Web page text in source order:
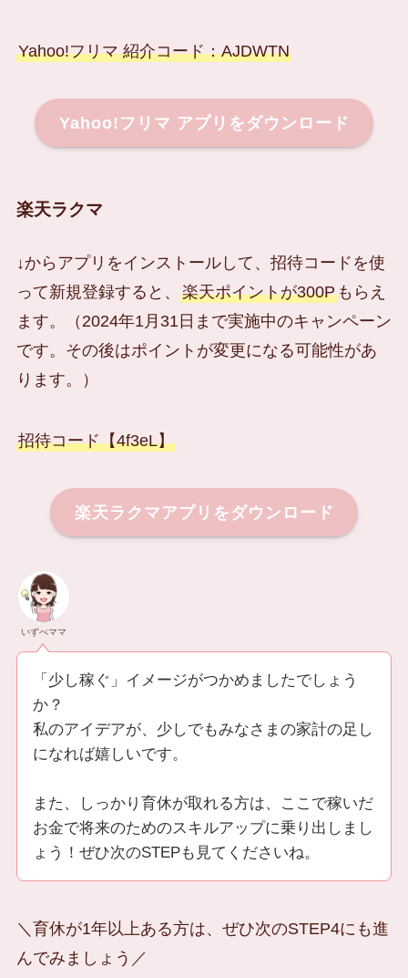
Yahoo!フリマ 紹介コード：AJDWTN
Yahoo!フリマ アプリをダウンロード
楽天ラクマ
↓からアプリをインストールして、招待コードを使
って新規登録すると、 楽天ポイントが300Pもらえ
ます。（2024年1月31日まで実施中のキャンペーン
です。その後はポイントが変更になる可能性があ
ります。）
招待コード【4f3eL】
楽天ラクマアプリをダウンロード
いずべママ
「少し稼ぐ」イメージがつかめましたでしょう
か？
私のアイデアが、少しでもみなさまの家計の足し
になれば嬉しいです。
また、しっかり育休が取れる方は、ここで稼いだ
お金で将来のためのスキルアップに乗り出しまし
ょう！ぜひ次のSTEPも見てくださいね。
＼育休が1年以上ある方は、ぜひ次のSTEP4にも進
んでみましょう／